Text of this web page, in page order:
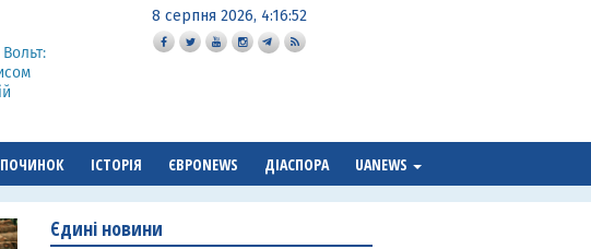
8 серпня 2026, 4:16:53
ІСТОРІЯ ЄВРОNEWS ДІАСПОРА UANEWS
Єдині новини